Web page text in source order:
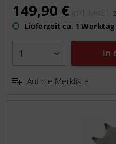
149,90 € inkl. MwSt.
Lieferzeit ca. 1 Werktag
In
Auf die Merkliste